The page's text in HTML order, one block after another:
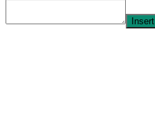
Insert